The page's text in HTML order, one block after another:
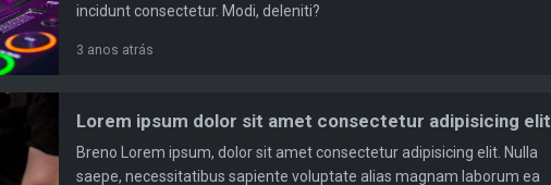
incidunt consectetur. Modi, deleniti?
3 anos atrás
Lorem ipsum dolor sit amet consectetur adipisicing elit
Breno Lorem ipsum, dolor sit amet consectetur adipisicing elit. Nulla
saepe, necessitatibus sapiente voluptate alias magnam laborum ea